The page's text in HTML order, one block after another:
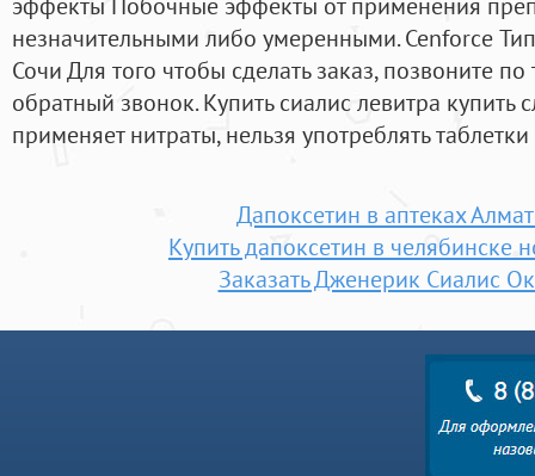
незначительными либо умеренными. Cenforce
Сочи Для того чтобы сделать заказ, позвоните
обратный звонок. Купить сиалис левитра купить
применяет нитраты, нельзя употреблять
Дапоксетин в аптеках
Купить дапоксетин в челябинске
Заказать Дженерик Сиалис